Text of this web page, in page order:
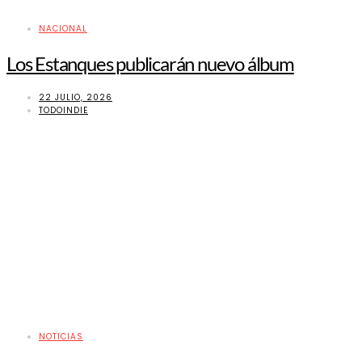
NACIONAL
Los Estanques publicarán nuevo álbum
22 JULIO, 2026
TODOINDIE
NOTICIAS